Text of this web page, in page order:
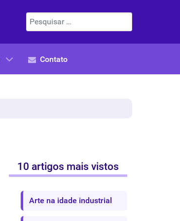
Pesquisar
Contato
10 artigos mais vistos
Arte na idade industrial